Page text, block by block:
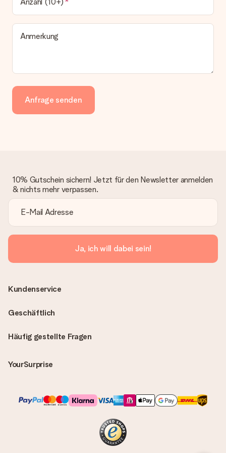
Anmerkung
Anfrage senden
10% Gutschein sichern! Jetzt für den Newsletter anmelden
& nichts mehr verpassen.
Ja, ich will dabei sein!
Häufig gestellte Fragen
YourSurprise
Kundenservice
Geschäftlich